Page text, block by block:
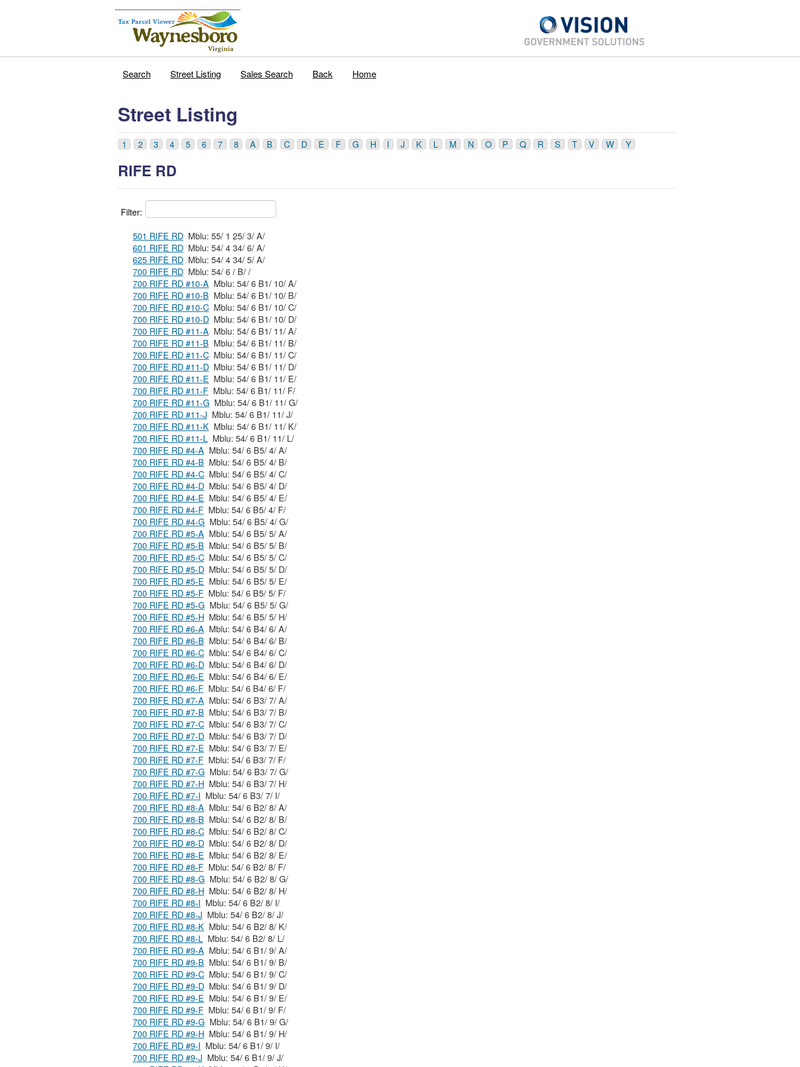
Search Street Listing Sales Search Back Home
Street Listing
1 2 3 4 5 6 7 8 A B C D E F G H I J K L M N O P Q R S T V W Y
RIFE RD
Filter:
501 RIFE RD
Mblu: 55/ 1 25/ 3/ A/
601 RIFE RD
Mblu: 54/ 4 34/ 6/ A/
625 RIFE RD
Mblu: 54/ 4 34/ 5/ A/
700 RIFE RD
Mblu: 54/ 6 / B/ /
700 RIFE RD #10-A
Mblu: 54/ 6 B1/ 10/ A/
700 RIFE RD #10-B
Mblu: 54/ 6 B1/ 10/ B/
700 RIFE RD #10-C
Mblu: 54/ 6 B1/ 10/ C/
700 RIFE RD #10-D
Mblu: 54/ 6 B1/ 10/ D/
700 RIFE RD #11-A
Mblu: 54/ 6 B1/ 11/ A/
700 RIFE RD #11-B
Mblu: 54/ 6 B1/ 11/ B/
700 RIFE RD #11-C
Mblu: 54/ 6 B1/ 11/ C/
700 RIFE RD #11-D
Mblu: 54/ 6 B1/ 11/ D/
700 RIFE RD #11-E
Mblu: 54/ 6 B1/ 11/ E/
700 RIFE RD #11-F
Mblu: 54/ 6 B1/ 11/ F/
700 RIFE RD #11-G
Mblu: 54/ 6 B1/ 11/ G/
700 RIFE RD #11-J
Mblu: 54/ 6 B1/ 11/ J/
700 RIFE RD #11-K
Mblu: 54/ 6 B1/ 11/ K/
700 RIFE RD #11-L
Mblu: 54/ 6 B1/ 11/ L/
700 RIFE RD #4-A
Mblu: 54/ 6 B5/ 4/ A/
700 RIFE RD #4-B
Mblu: 54/ 6 B5/ 4/ B/
700 RIFE RD #4-C
Mblu: 54/ 6 B5/ 4/ C/
700 RIFE RD #4-D
Mblu: 54/ 6 B5/ 4/ D/
700 RIFE RD #4-E
Mblu: 54/ 6 B5/ 4/ E/
700 RIFE RD #4-F
Mblu: 54/ 6 B5/ 4/ F/
700 RIFE RD #4-G
Mblu: 54/ 6 B5/ 4/ G/
700 RIFE RD #5-A
Mblu: 54/ 6 B5/ 5/ A/
700 RIFE RD #5-B
Mblu: 54/ 6 B5/ 5/ B/
700 RIFE RD #5-C
Mblu: 54/ 6 B5/ 5/ C/
700 RIFE RD #5-D
Mblu: 54/ 6 B5/ 5/ D/
700 RIFE RD #5-E
Mblu: 54/ 6 B5/ 5/ E/
700 RIFE RD #5-F
Mblu: 54/ 6 B5/ 5/ F/
700 RIFE RD #5-G
Mblu: 54/ 6 B5/ 5/ G/
700 RIFE RD #5-H
Mblu: 54/ 6 B5/ 5/ H/
700 RIFE RD #6-A
Mblu: 54/ 6 B4/ 6/ A/
700 RIFE RD #6-B
Mblu: 54/ 6 B4/ 6/ B/
700 RIFE RD #6-C
Mblu: 54/ 6 B4/ 6/ C/
700 RIFE RD #6-D
Mblu: 54/ 6 B4/ 6/ D/
700 RIFE RD #6-E
Mblu: 54/ 6 B4/ 6/ E/
700 RIFE RD #6-F
Mblu: 54/ 6 B4/ 6/ F/
700 RIFE RD #7-A
Mblu: 54/ 6 B3/ 7/ A/
700 RIFE RD #7-B
Mblu: 54/ 6 B3/ 7/ B/
700 RIFE RD #7-C
Mblu: 54/ 6 B3/ 7/ C/
700 RIFE RD #7-D
Mblu: 54/ 6 B3/ 7/ D/
700 RIFE RD #7-E
Mblu: 54/ 6 B3/ 7/ E/
700 RIFE RD #7-F
Mblu: 54/ 6 B3/ 7/ F/
700 RIFE RD #7-G
Mblu: 54/ 6 B3/ 7/ G/
700 RIFE RD #7-H
Mblu: 54/ 6 B3/ 7/ H/
700 RIFE RD #7-I
Mblu: 54/ 6 B3/ 7/ I/
700 RIFE RD #8-A
Mblu: 54/ 6 B2/ 8/ A/
700 RIFE RD #8-B
Mblu: 54/ 6 B2/ 8/ B/
700 RIFE RD #8-C
Mblu: 54/ 6 B2/ 8/ C/
700 RIFE RD #8-D
Mblu: 54/ 6 B2/ 8/ D/
700 RIFE RD #8-E
Mblu: 54/ 6 B2/ 8/ E/
700 RIFE RD #8-F
Mblu: 54/ 6 B2/ 8/ F/
700 RIFE RD #8-G
Mblu: 54/ 6 B2/ 8/ G/
700 RIFE RD #8-H
Mblu: 54/ 6 B2/ 8/ H/
700 RIFE RD #8-I
Mblu: 54/ 6 B2/ 8/ I/
700 RIFE RD #8-J
Mblu: 54/ 6 B2/ 8/ J/
700 RIFE RD #8-K
Mblu: 54/ 6 B2/ 8/ K/
700 RIFE RD #8-L
Mblu: 54/ 6 B2/ 8/ L/
700 RIFE RD #9-A
Mblu: 54/ 6 B1/ 9/ A/
700 RIFE RD #9-B
Mblu: 54/ 6 B1/ 9/ B/
700 RIFE RD #9-C
Mblu: 54/ 6 B1/ 9/ C/
700 RIFE RD #9-D
Mblu: 54/ 6 B1/ 9/ D/
700 RIFE RD #9-E
Mblu: 54/ 6 B1/ 9/ E/
700 RIFE RD #9-F
Mblu: 54/ 6 B1/ 9/ F/
700 RIFE RD #9-G
Mblu: 54/ 6 B1/ 9/ G/
700 RIFE RD #9-H
Mblu: 54/ 6 B1/ 9/ H/
700 RIFE RD #9-I
Mblu: 54/ 6 B1/ 9/ I/
700 RIFE RD #9-J
Mblu: 54/ 6 B1/ 9/ J/